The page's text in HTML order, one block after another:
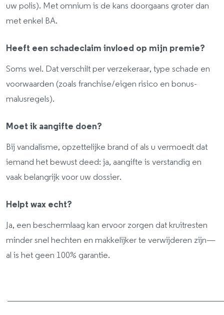
uw polis). Met omnium is de kans doorgaans groter dan
met enkel BA.
Heeft een schadeclaim invloed op mijn premie?
Soms wel. Dat verschilt per verzekeraar, type schade en
voorwaarden (zoals franchise/eigen risico en bonus-
malusregels).
Moet ik aangifte doen?
Bij vandalisme, opzettelijke brand of als u vermoedt dat
iemand het bewust deed: ja, aangifte is verstandig en
vaak belangrijk voor uw dossier.
Helpt wax echt?
Ja, een beschermlaag kan ervoor zorgen dat kruitresten
minder snel hechten en makkelijker te verwijderen zijn—
al is het geen 100% garantie.